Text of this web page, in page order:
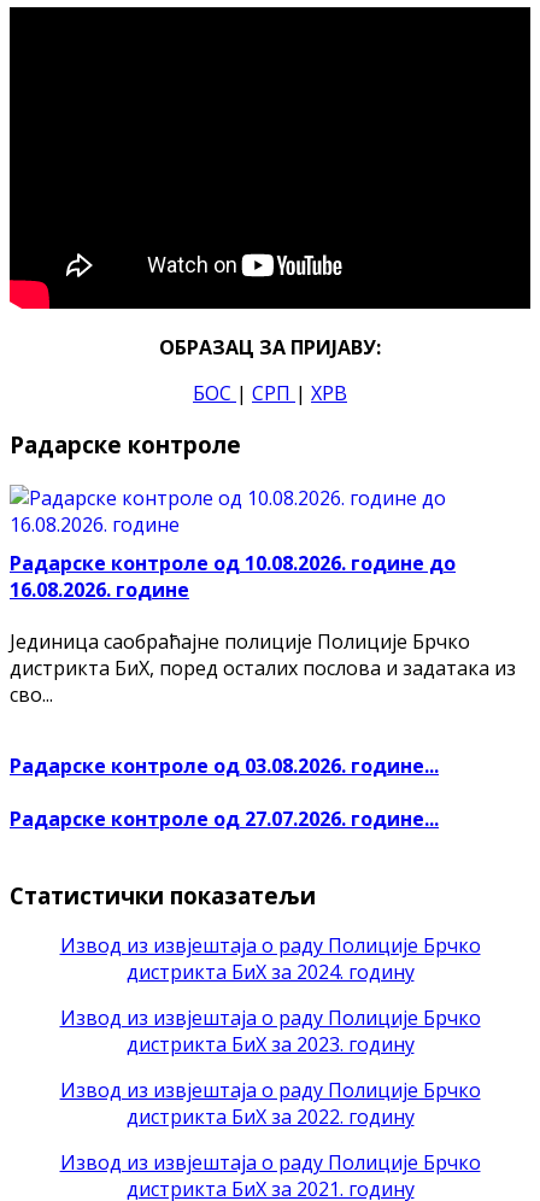
ОБРАЗАЦ ЗА ПРИЈАВУ:
БОС | СРП | ХРВ
Радарске контроле
Радарске контроле од 10.08.2026. године до
16.08.2026. године
Јединица саобраћајне полиције Полиције Брчко
дистрикта БиХ, поред осталих послова и задатака из
сво...
Радарске контроле од 03.08.2026. године...
Радарске контроле од 27.07.2026. године...
Статистички показатељи
Извод из извјештаја о раду Полиције Брчко
дистрикта БиХ за 2024. годину
Извод из извјештаја о раду Полиције Брчко
дистрикта БиХ за 2023. годину
Извод из извјештаја о раду Полиције Брчко
дистрикта БиХ за 2022. годину
Извод из извјештаја о раду Полиције Брчко
дистрикта БиХ за 2021. годину